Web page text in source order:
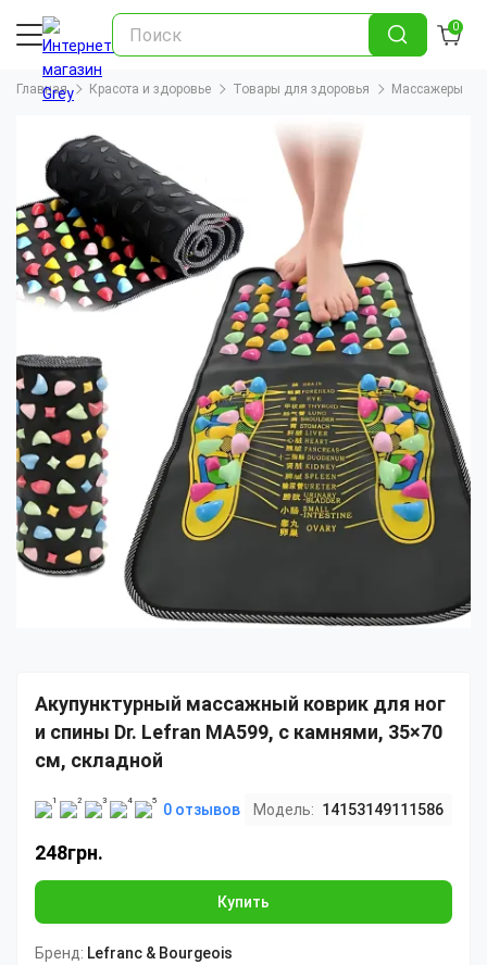
0
Главная Красота и здоровье Товары для здоровья Массажеры
Акупунктурный массажный коврик для ног
и спины Dr. Lefran MA599, с камнями, 35×70
см, складной
0 отзывов Модель: 14153149111586
248грн.
Купить
Бренд: Lefranc & Bourgeois